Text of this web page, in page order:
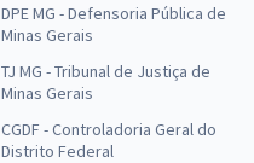
DPE MG - Defensoria Pública de
Minas Gerais
TJ MG - Tribunal de Justiça de
Minas Gerais
CGDF - Controladoria Geral do
Distrito Federal